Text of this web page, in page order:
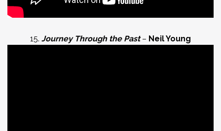
15. Journey Through the Past– Neil Young